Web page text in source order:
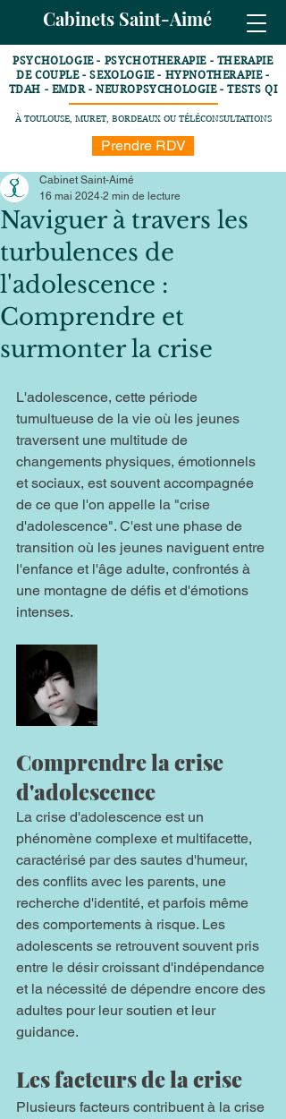
Cabinets Saint-Aimé
PSYCHOLOGIE - PSYCHOTHERAPIE - THERAPIE
DE COUPLE - SEXOLOGIE - HYPNOTHERAPIE -
TDAH - EMDR - NEUROPSYCHOLOGIE - TESTS QI
À TOULOUSE, MURET, BORDEAUX OU TÉLÉCONSULTATIONS
Prendre RDV
Naviguer à travers les
turbulences de
l'adolescence :
Comprendre et
surmonter la crise
Cabinet Saint-Aimé
16 mai 2024 2 min de lecture
L'adolescence, cette période
tumultueuse de la vie où les jeunes
traversent une multitude de
changements physiques, émotionnels
et sociaux, est souvent accompagnée
de ce que l'on appelle la "crise
d'adolescence". C'est une phase de
transition où les jeunes naviguent entre
l'enfance et l'âge adulte, confrontés à
une montagne de défis et d'émotions
intenses.
Comprendre la crise
d'adolescence
La crise d'adolescence est un
phénomène complexe et multifacette,
caractérisé par des sautes d'humeur,
des conflits avec les parents, une
recherche d'identité, et parfois même
des comportements à risque. Les
adolescents se retrouvent souvent pris
entre le désir croissant d'indépendance
et la nécessité de dépendre encore des
adultes pour leur soutien et leur
guidance.
Les facteurs de la crise
Plusieurs facteurs contribuent à la crise